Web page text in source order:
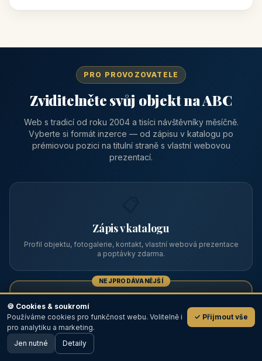
PRO PROVOZOVATELE
Zviditelněte svůj objekt na ABC
Web s tradicí od roku 2004 a tisíci návštěvníky měsíčně.
Vyberte si formát inzerce — od zápisu v katalogu po
prémiovou pozici na titulní straně s vlastní webovou
prezentací.
Zápis v katalogu
Profil objektu, fotogalerie, kontakt, vlastní webová prezentace
a poptávky zdarma.
NEJPRODÁVANĚJŠÍ
Prémiový partner
TOP pozice na titulce, přednost ve výpisech, zlatý odznak a
💬
🖥️ Desktop verze
🍪 Cookies & soukromí
Používáme cookies pro funkčnost webu. Volitelně i
pro analytiku a marketing.
✓ Přijmout vše
Jen nutné Detaily